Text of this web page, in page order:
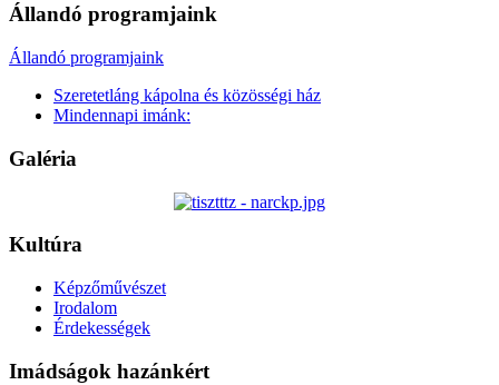
Állandó programjaink
Állandó programjaink
Szeretetláng kápolna és közösségi ház
Mindennapi imánk:
Galéria
Kultúra
Képzőművészet
Irodalom
Érdekességek
Imádságok hazánkért